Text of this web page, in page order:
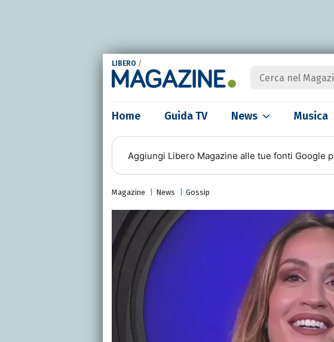
LIBERO /
Home Guida TV News Musica
Aggiungi Libero Magazine alle tue fonti Google
Magazine News Gossip